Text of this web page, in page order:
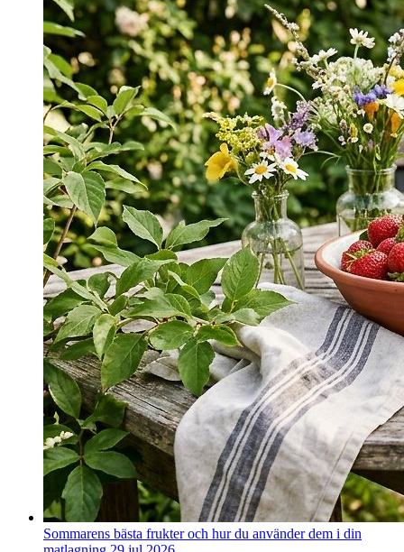
Sommarens bästa frukter och hur du använder dem i din